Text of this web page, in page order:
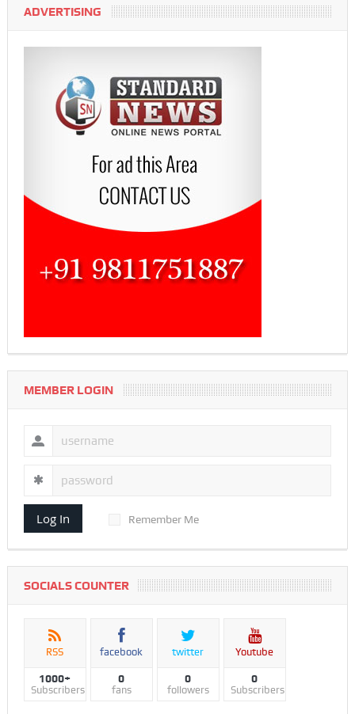
ADVERTISING
MEMBER LOGIN
Log In Remember Me
SOCIALS COUNTER
RSS
1000+
Subscribers
facebook
0
fans
twitter
0
followers
Youtube
0
Subscribers